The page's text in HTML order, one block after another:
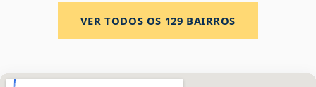
VER TODOS OS 129 BAIRROS